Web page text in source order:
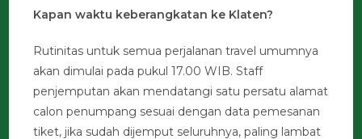
Kapan waktu keberangkatan ke Klaten?
Rutinitas untuk semua perjalanan travel umumnya
akan dimulai pada pukul 17.00 WIB. Staff
penjemputan akan mendatangi satu persatu alamat
calon penumpang sesuai dengan data pemesanan
tiket, jika sudah dijemput seluruhnya, paling lambat